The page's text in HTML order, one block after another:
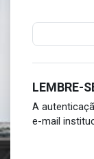
LEMBRE-
A
e-mail